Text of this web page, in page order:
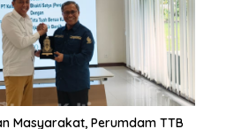
Masyarakat, Perumdam TTB